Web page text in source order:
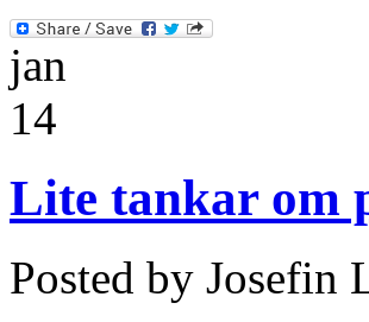
jan
14
Lite tankar om
Posted by Josefin